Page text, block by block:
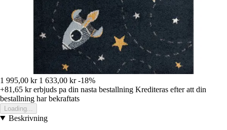
1 995,00 kr 1 633,00 kr -18%
+81,65 krerbjuds pa din nasta bestallning Krediteras efter att din
bestallning har bekraftats
Loading...
Beskrivning